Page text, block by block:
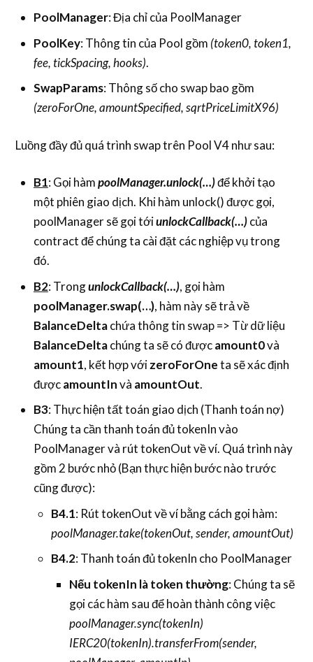
PoolManager: Địa chỉ của PoolManager
PoolKey: Thông tin của Pool gồm (token0, token1,
fee, tickSpacing, hooks).
SwapParams: Thông số cho swap bao gồm
(zeroForOne, amountSpecified, sqrtPriceLimitX96)
Luồng đầy đủ quá trình swap trên Pool V4 như sau:
B1: Gọi hàmpoolManager.unlock(…)để khởi tạo
một phiên giao dịch. Khi hàm unlock() được gọi,
poolManager sẽ gọi tớiunlockCallback(…)của
contract để chúng ta cài đặt các nghiệp vụ trong
đó.
B2: TrongunlockCallback(…), gọi hàm
poolManager.swap(…), hàm này sẽ trả về
BalanceDeltachứa thông tin swap => Từ dữ liệu
BalanceDeltachúng ta sẽ có đượcamount0và
amount1, kết hợp vớizeroForOneta sẽ xác định
đượcamountInvà amountOut.
B3: Thực hiện tất toán giao dịch (Thanh toán nợ)
Chúng ta cần thanh toán đủ tokenIn vào
PoolManager và rút tokenOut về ví. Quá trình này
gồm 2 bước nhỏ (Bạn thực hiện bước nào trước
cũng được):
B4.1: Rút tokenOut về ví bằng cách gọi hàm:
poolManager.take(tokenOut, sender, amountOut)
B4.2: Thanh toán đủ tokenIn cho PoolManager
Nếu tokenIn là token thường: Chúng ta sẽ
gọi các hàm sau để hoàn thành công việc
poolManager.sync(tokenIn)
IERC20(tokenIn).transferFrom(sender,